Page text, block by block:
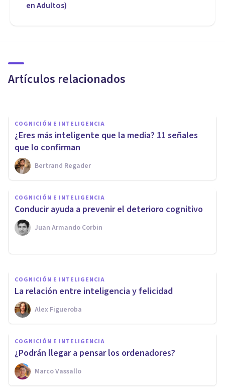
en Adultos)
Artículos relacionados
se encarga?
COGNICIÓN E INTELIGENCIA
​¿Eres más inteligente que la media? 11 señales
que lo confirman
Bertrand Regader
COGNICIÓN E INTELIGENCIA
​Conducir ayuda a prevenir el deterioro cognitivo
Juan Armando Corbin
COGNICIÓN E INTELIGENCIA
Las personas holgazanas son
más inteligentes
(estadísticamente)
COGNICIÓN E INTELIGENCIA
La relación entre inteligencia y felicidad
Alex Figueroba
COGNICIÓN E INTELIGENCIA
¿Podrán llegar a pensar los ordenadores?
Marco Vassallo